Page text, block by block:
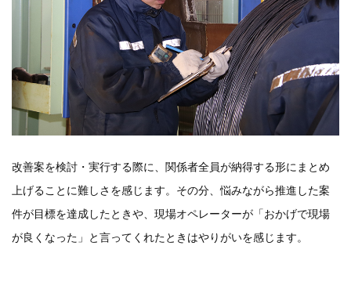
改善案を検討・実行する際に、関係者全員が納得する形にまとめ
上げることに難しさを感じます。その分、悩みながら推進した案
件が目標を達成したときや、現場オペレーターが「おかげで現場
が良くなった」と言ってくれたときはやりがいを感じます。